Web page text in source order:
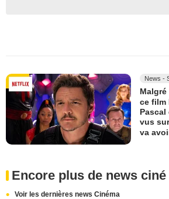
News -
ce film
Pascal
vus
va
Encore plus de news ciné
Voir les dernières news Cinéma